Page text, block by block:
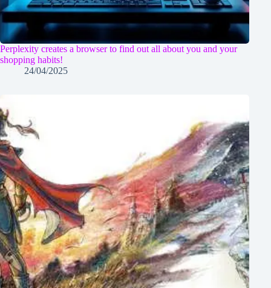
Perplexity creates a browser to find out all about you and your
shopping habits!
24/04/2025